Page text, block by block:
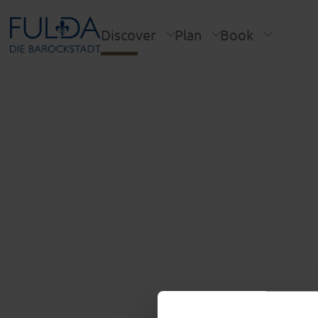
Discover Plan Book